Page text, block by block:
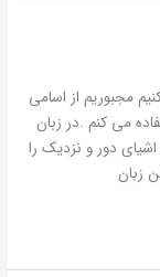
مجبوریم از اسامی
می کنم .در زبان
دور و نزدیک را
زبان